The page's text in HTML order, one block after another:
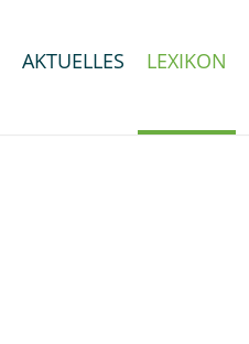
AKTUELLES LEXIKON